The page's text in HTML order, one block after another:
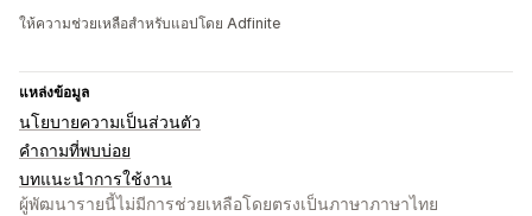
ให้ความช่วยเหลือสำหรับแอปโดย Adfinite
แหล่งข้อมูล
นโยบายความเป็นส่วนตัว
คำถามที่พบบ่อย
บทแนะนำการใช้งาน
ผู้พัฒนารายนี้ไม่มีการช่วยเหลือโดยตรงเป็นภาษาภาษาไทย